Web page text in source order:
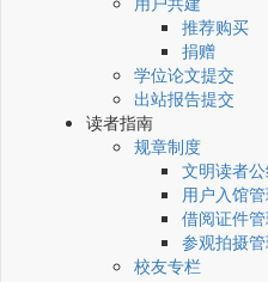
推荐购买
捐赠
学位论文提交
出站报告提交
读者指南
规章制度
文明读者
用户入馆
借阅证件
参观拍摄
校友专栏